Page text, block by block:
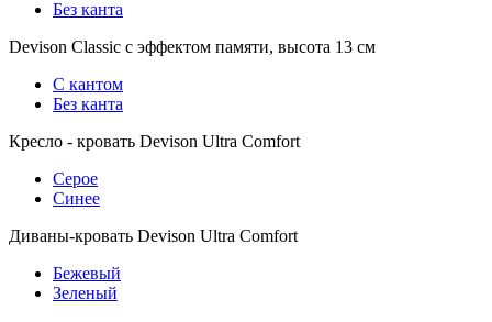
Без канта
Devison Classic с эффектом памяти, высота 13 см
С кантом
Без канта
Кресло - кровать Devison Ultra Comfort
Серое
Синее
Диваны-кровать Devison Ultra Comfort
Бежевый
Зеленый